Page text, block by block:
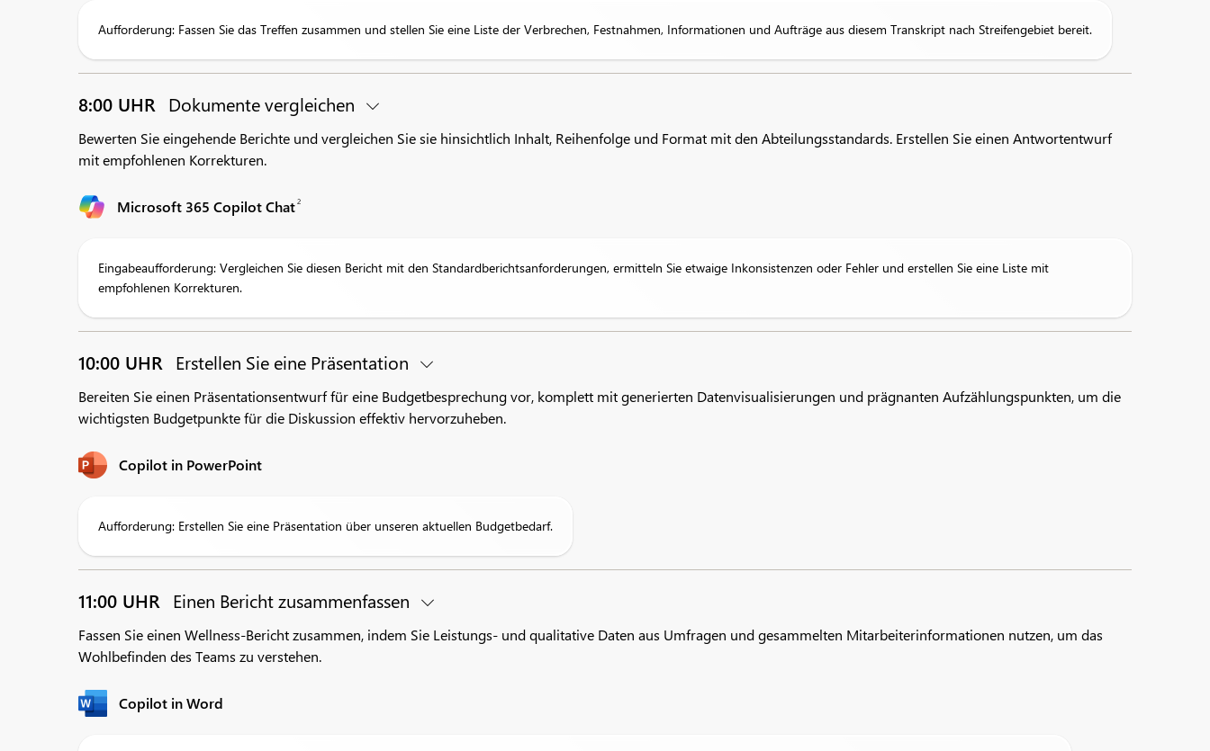
Aufforderung: Fassen Sie das Treffen zusammen und stellen Sie eine Liste der Verbrechen, Festnahmen, Informationen und Aufträge aus diesem Transkript nach Streifengebiet bereit.
8:00 UHR Dokumente vergleichen
Bewerten Sie eingehende Berichte und vergleichen Sie sie hinsichtlich Inhalt, Reihenfolge und Format mit den Abteilungsstandards. Erstellen Sie einen Antwortentwurf
mit empfohlenen Korrekturen.
Microsoft 365 Copilot Chat2
Eingabeaufforderung: Vergleichen Sie diesen Bericht mit den Standardberichtsanforderungen, ermitteln Sie etwaige Inkonsistenzen oder Fehler und erstellen Sie eine Liste mit
empfohlenen Korrekturen.
10:00 UHR Erstellen Sie eine Präsentation
Bereiten Sie einen Präsentationsentwurf für eine Budgetbesprechung vor, komplett mit generierten Datenvisualisierungen und prägnanten Aufzählungspunkten, um die
wichtigsten Budgetpunkte für die Diskussion effektiv hervorzuheben.
Copilot in PowerPoint
Aufforderung: Erstellen Sie eine Präsentation über unseren aktuellen Budgetbedarf.
11:00 UHR Einen Bericht zusammenfassen
Fassen Sie einen Wellness-Bericht zusammen, indem Sie Leistungs- und qualitative Daten aus Umfragen und gesammelten Mitarbeiterinformationen nutzen, um das
Wohlbefinden des Teams zu verstehen.
Copilot in Word